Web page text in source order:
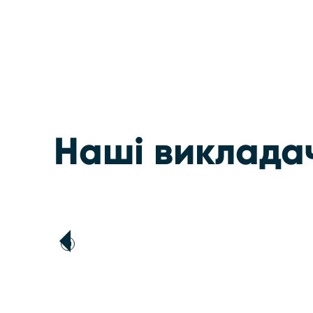
Наші